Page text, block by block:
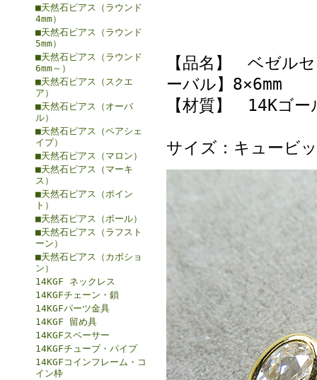
■天然石ピアス（ラウンド
4mm）
■天然石ピアス（ラウンド
5mm）
■天然石ピアス（ラウンド
6mm～）
■天然石ピアス（スクエ
ア）
■天然石ピアス（オーバ
ル）
■天然石ピアス（ペアシェ
イプ）
■天然石ピアス（マロン）
■天然石ピアス（マーキ
ス）
■天然石ピアス（ポイン
ト）
■天然石ピアス（ボール）
■天然石ピアス（ラフスト
ーン）
■天然石ピアス（カボショ
ン）
14KGF ネックレス
14KGFチェーン・鎖
14KGFパーツ金具
14KGF 留め具
14KGFスペーサー
14KGFチューブ・パイプ
14KGFコインフレーム・コ
イン枠
【品名】 ベゼル
ーバル】8×6mm
【材質】 14Kゴ
サイズ：キュービ